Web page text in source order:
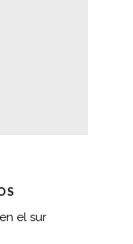
el sur